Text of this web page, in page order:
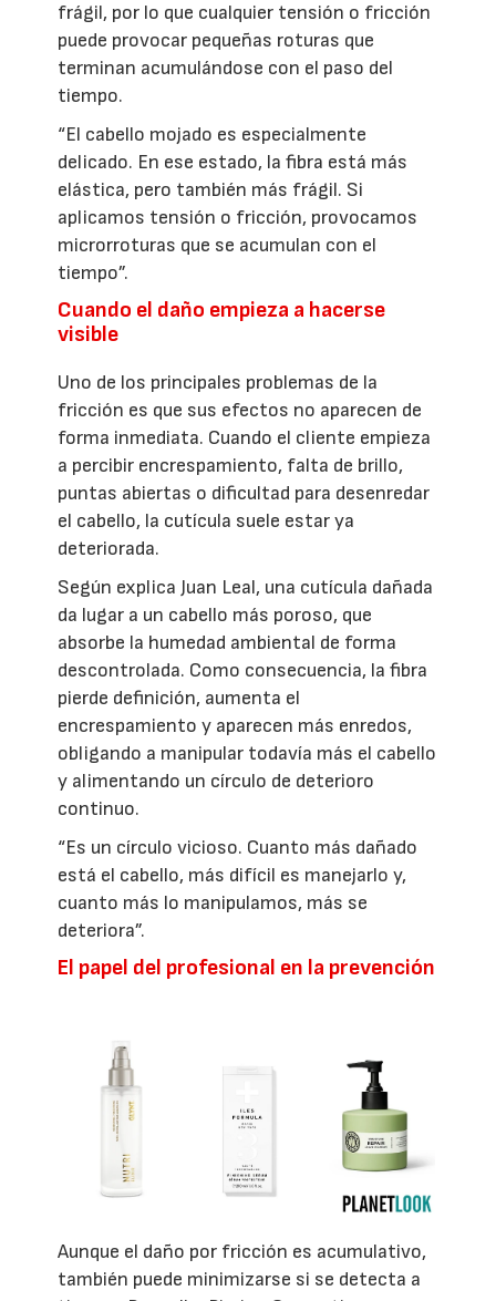
frágil, por lo que cualquier tensión o fricción
puede provocar pequeñas roturas que
terminan acumulándose con el paso del
tiempo.
“El cabello mojado es especialmente
delicado. En ese estado, la fibra está más
elástica, pero también más frágil. Si
aplicamos tensión o fricción, provocamos
microrroturas que se acumulan con el
tiempo”.
Cuando el daño empieza a hacerse
visible
Uno de los principales problemas de la
fricción es que sus efectos no aparecen de
forma inmediata. Cuando el cliente empieza
a percibir encrespamiento, falta de brillo,
puntas abiertas o dificultad para desenredar
el cabello, la cutícula suele estar ya
deteriorada.
Según explica Juan Leal, una cutícula dañada
da lugar a un cabello más poroso, que
absorbe la humedad ambiental de forma
descontrolada. Como consecuencia, la fibra
pierde definición, aumenta el
encrespamiento y aparecen más enredos,
obligando a manipular todavía más el cabello
y alimentando un círculo de deterioro
continuo.
“Es un círculo vicioso. Cuanto más dañado
está el cabello, más difícil es manejarlo y,
cuanto más lo manipulamos, más se
deteriora”.
El papel del profesional en la prevención
Aunque el daño por fricción es acumulativo,
también puede minimizarse si se detecta a